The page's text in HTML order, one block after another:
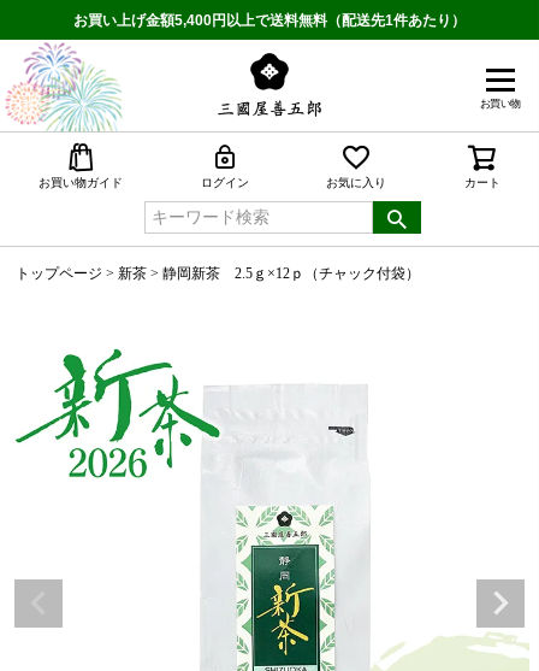
お買い上げ金額5,400円以上で送料無料（配送先1件あたり）
お買い物
お買い物ガイド ログイン お気に入り カート
トップページ 新茶 静岡新茶 2.5ｇ×12ｐ（チャック付袋）